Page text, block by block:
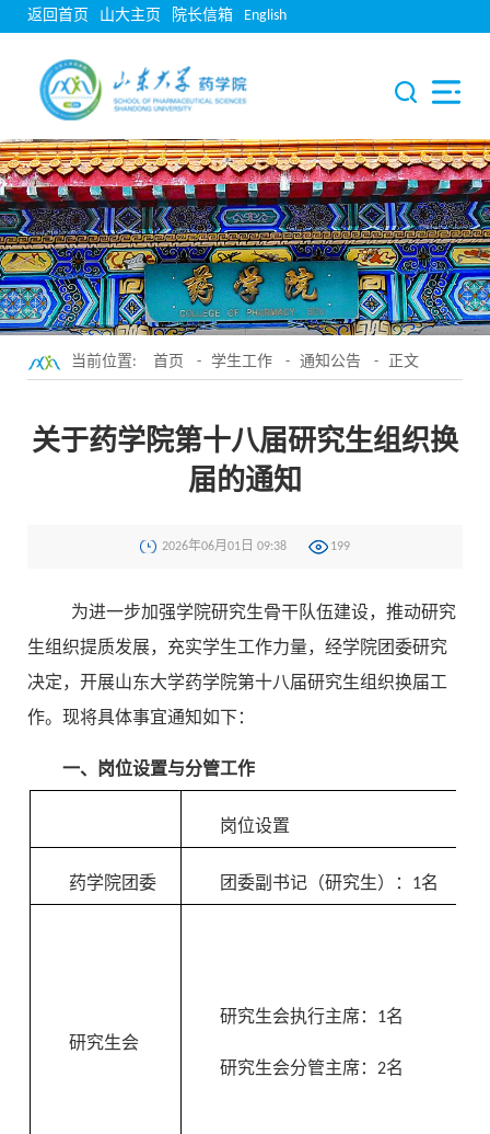
返回首页 山大主页 院长信箱 English
当前位置: 首页 - 学生工作 - 通知公告 - 正文
关于药学院第十八届研究生组织换
届的通知
2026年06月01日 09:38 199
为进一步加强学院研究生骨干队伍建设，推动研究
生组织提质发展，充实学生工作力量，经学院团委研究
决定，开展山东大学药学院第十八届研究生组织换届工
作。现将具体事宜通知如下：
一、岗位设置与分管工作
岗位设置
药学院团委 团委副书记（研究生）：1名
研究生会
研究生会执行主席：1名
研究生会分管主席：2名